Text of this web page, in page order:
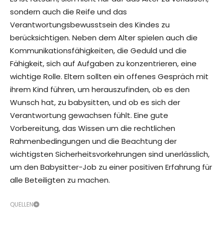
sondern auch die Reife und das
Verantwortungsbewusstsein des Kindes zu
berücksichtigen. Neben dem Alter spielen auch die
Kommunikationsfähigkeiten, die Geduld und die
Fähigkeit, sich auf Aufgaben zu konzentrieren, eine
wichtige Rolle. Eltern sollten ein offenes Gespräch mit
ihrem Kind führen, um herauszufinden, ob es den
Wunsch hat, zu babysitten, und ob es sich der
Verantwortung gewachsen fühlt. Eine gute
Vorbereitung, das Wissen um die rechtlichen
Rahmenbedingungen und die Beachtung der
wichtigsten Sicherheitsvorkehrungen sind unerlässlich,
um den Babysitter-Job zu einer positiven Erfahrung für
alle Beteiligten zu machen.
QUELLEN